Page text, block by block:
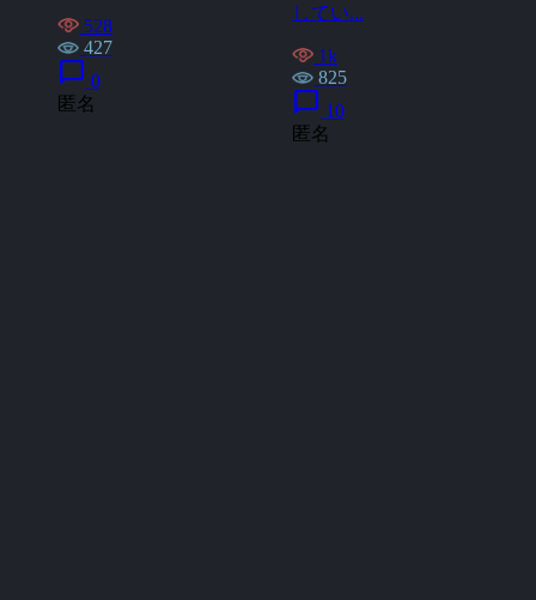
528
427
chat_bubble 0
匿名
してい...
1k
825
chat_bubble 10
匿名